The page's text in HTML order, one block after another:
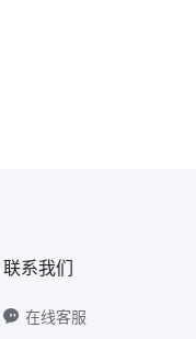
联系我们
在线客服